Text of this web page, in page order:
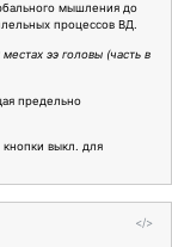
мышления до
процессов ВД.
ээ головы (часть в
предельно
выкл. для
</>